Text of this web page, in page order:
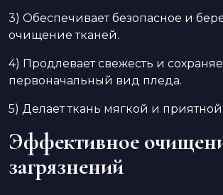
3) Обеспечивает безопасное и
очищение тканей.
4) Продлевает свежесть и
первоначальный вид пледа.
5) Делает ткань мягкой и
Эффективное
загрязнений